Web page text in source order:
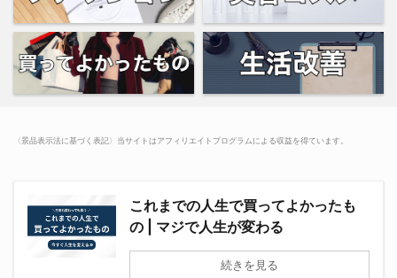
〈景品表示法に基づく表記〉当サイトはアフィリエイトプログラムによる収益を得ています。
これまでの人生で買ってよかったも
の | マジで人生が変わる
続きを見る